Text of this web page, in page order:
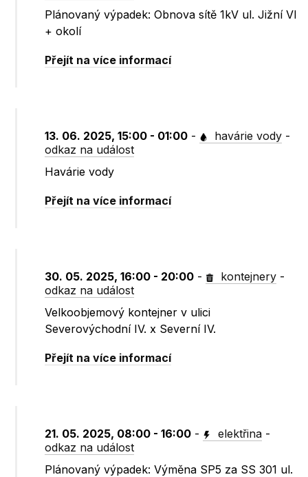
Plánovaný výpadek: Obnova sítě 1kV ul. Jižní VI
+ okolí
Přejít na více informací
13. 06. 2025, 15:00 - 01:00 - havárie vody -
odkaz na událost
Havárie vody
Přejít na více informací
30. 05. 2025, 16:00 - 20:00 - kontejnery -
odkaz na událost
Velkoobjemový kontejner v ulici
Severovýchodní IV. x Severní IV.
Přejít na více informací
21. 05. 2025, 08:00 - 16:00 - elektřina -
odkaz na událost
Plánovaný výpadek: Výměna SP5 za SS 301 ul.